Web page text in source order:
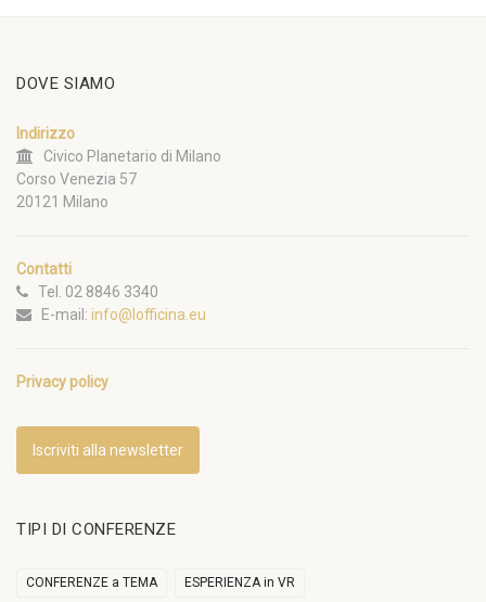
DOVE SIAMO
Indirizzo
Civico Planetario di Milano
Corso Venezia 57
20121 Milano
Contatti
Tel. 02 8846 3340
E-mail: info@lofficina.eu
Privacy policy
Iscriviti alla newsletter
TIPI DI CONFERENZE
CONFERENZE a TEMA ESPERIENZA in VR